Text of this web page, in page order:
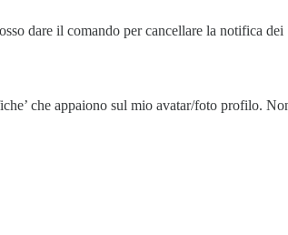
dare il comando per cancellare la notifica
che appaiono sul mio avatar/foto profilo.